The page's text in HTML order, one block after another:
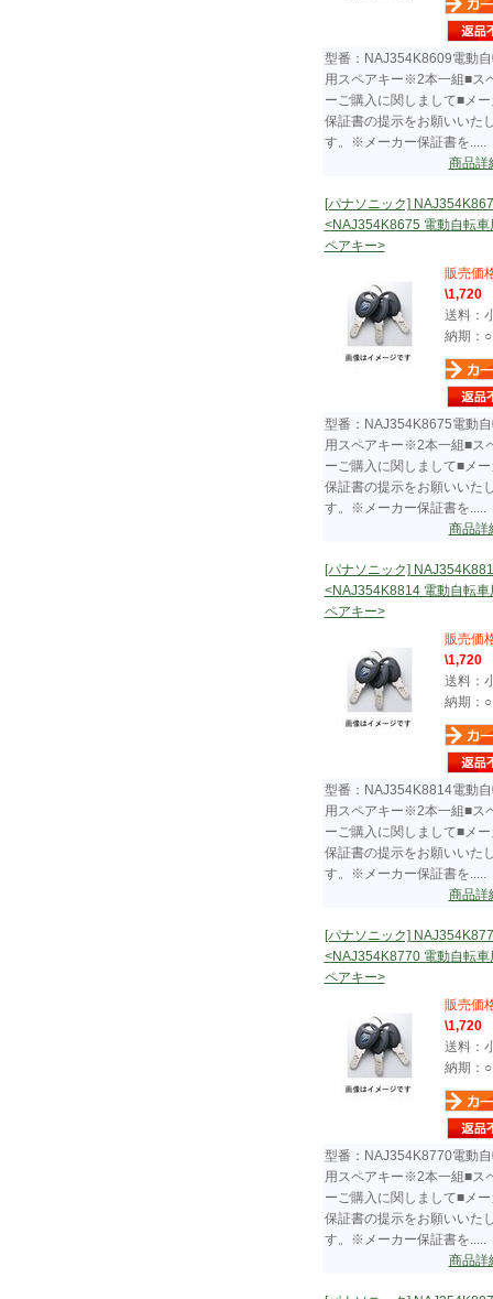
型番：NAJ354K8609電動
用スペアキー※2本一組■ス
ーご購入に関しまして■メ
保証書の提示をお願いいた
す。※メーカー保証書を.....
商品
[パナソニック]
<NAJ354K8675 電動自転車
ペアキー>
販売価
\1,720
送料：
納期：○
型番：NAJ354K8675電動
用スペアキー※2本一組■ス
ーご購入に関しまして■メ
保証書の提示をお願いいた
す。※メーカー保証書を.....
商品
[パナソニック]
<NAJ354K8814 電動自転車
ペアキー>
販売価
\1,720
送料：
納期：○
型番：NAJ354K8814電動
用スペアキー※2本一組■ス
ーご購入に関しまして■メ
保証書の提示をお願いいた
す。※メーカー保証書を.....
商品
[パナソニック]
<NAJ354K8770 電動自転車
ペアキー>
販売価
\1,720
送料：
納期：○
型番：NAJ354K8770電動
用スペアキー※2本一組■ス
ーご購入に関しまして■メ
保証書の提示をお願いいた
す。※メーカー保証書を.....
商品